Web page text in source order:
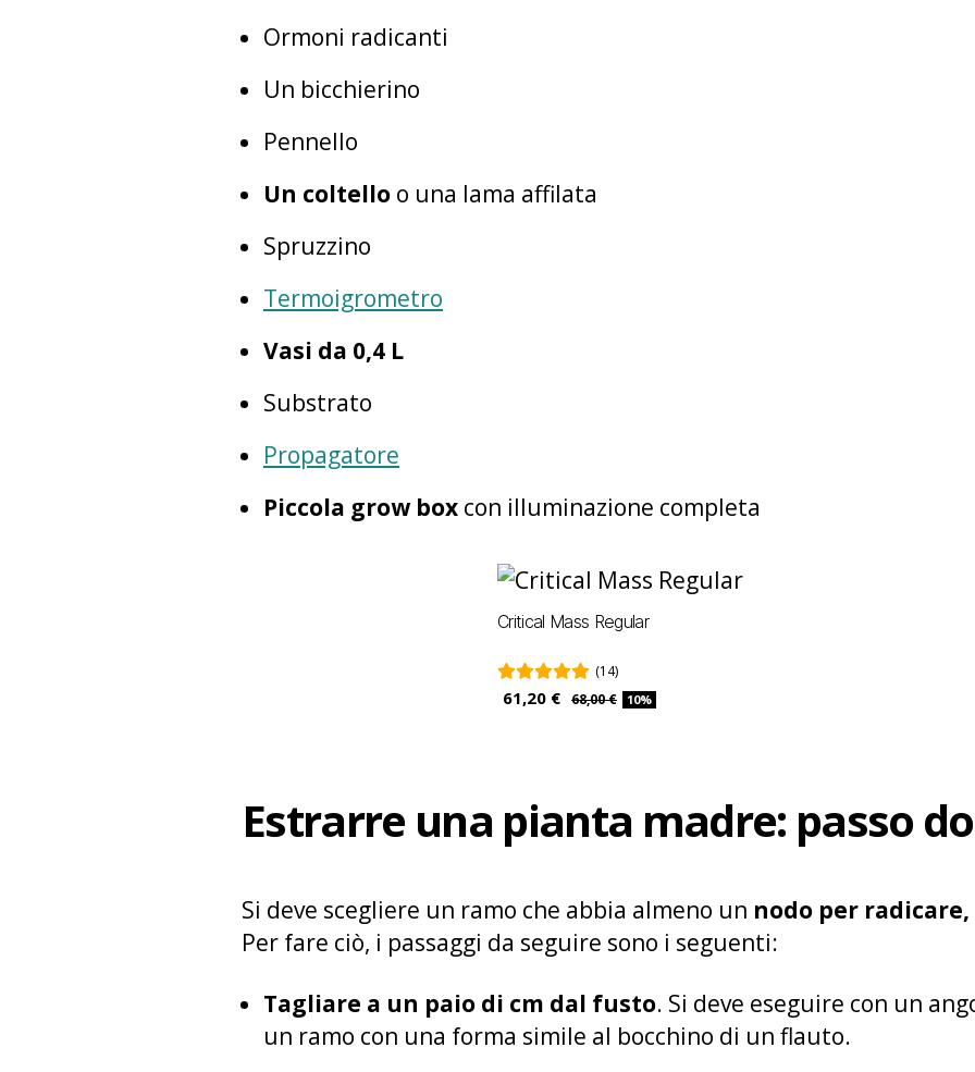
Ormoni radicanti
Un bicchierino
Pennello
Un coltello o una lama affilata
Spruzzino
Termoigrometro
Vasi da 0,4 L
Substrato
Propagatore
Piccola grow box con illuminazione completa
Critical Mass Regular
(14)
61,20 € 68,00 € 10%
Estrarre una pianta madre: passo
Si deve scegliere un ramo che abbia almeno un nodo per radicare,
Per fare ciò, i passaggi da seguire sono i seguenti:
Tagliare a un paio di cm dal fusto. Si deve eseguire con un
un ramo con una forma simile al bocchino di un flauto.